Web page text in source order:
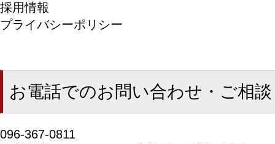
採用情報
プライバシーポリシー
お電話でのお問い合わせ・ご相談
096-367-0811